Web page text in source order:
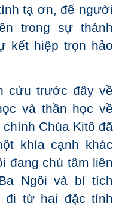
tạ ơn, để người
trong sự thánh
kết hiệp trọn hảo
cứu trước đây về
và thần học về
Chúa Kitô đã
khía cạnh khác
đang chú tâm liên
Ngôi và bí tích
đi từ hai đặc tính